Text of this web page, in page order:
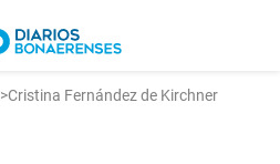
>Cristina Fernández de Kirchner